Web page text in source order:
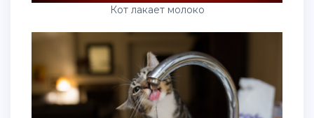
Кот лакает молоко